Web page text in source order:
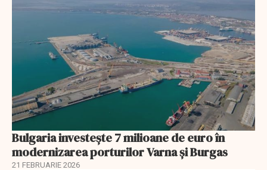
Bulgaria investește 7 milioane de euro în
modernizarea porturilor Varna și Burgas
21 FEBRUARIE 2026